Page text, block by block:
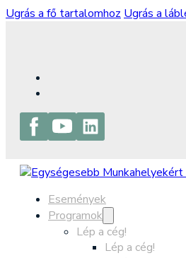
Ugrás a fő tartalomhoz Ugrás a
Események
Programok
Lép a cég!
Lép a cég!